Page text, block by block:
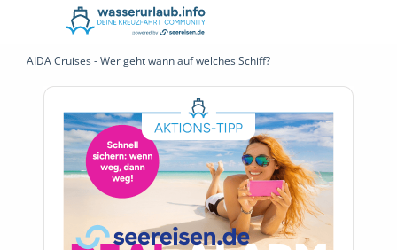
AIDA Cruises - Wer geht wann auf welches Schiff?